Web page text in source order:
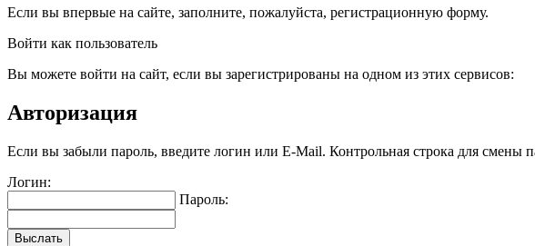
Если вы впервые на сайте, заполните, пожалуйста, регистрационную форму.
Войти как пользователь
Вы можете войти на сайт, если вы зарегистрированы на одном из этих сервисов:
Авторизация
Если вы забыли пароль, введите логин или E-Mail. Контрольная строка для
Логин:
Пароль:
Выслать